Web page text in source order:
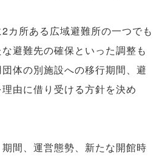
カ所ある広域避難所の一つでも
避難先の確保といった調整も
体の別施設への移行期間、避
由に借り受ける方針を決め
間、運営態勢、新たな開館時